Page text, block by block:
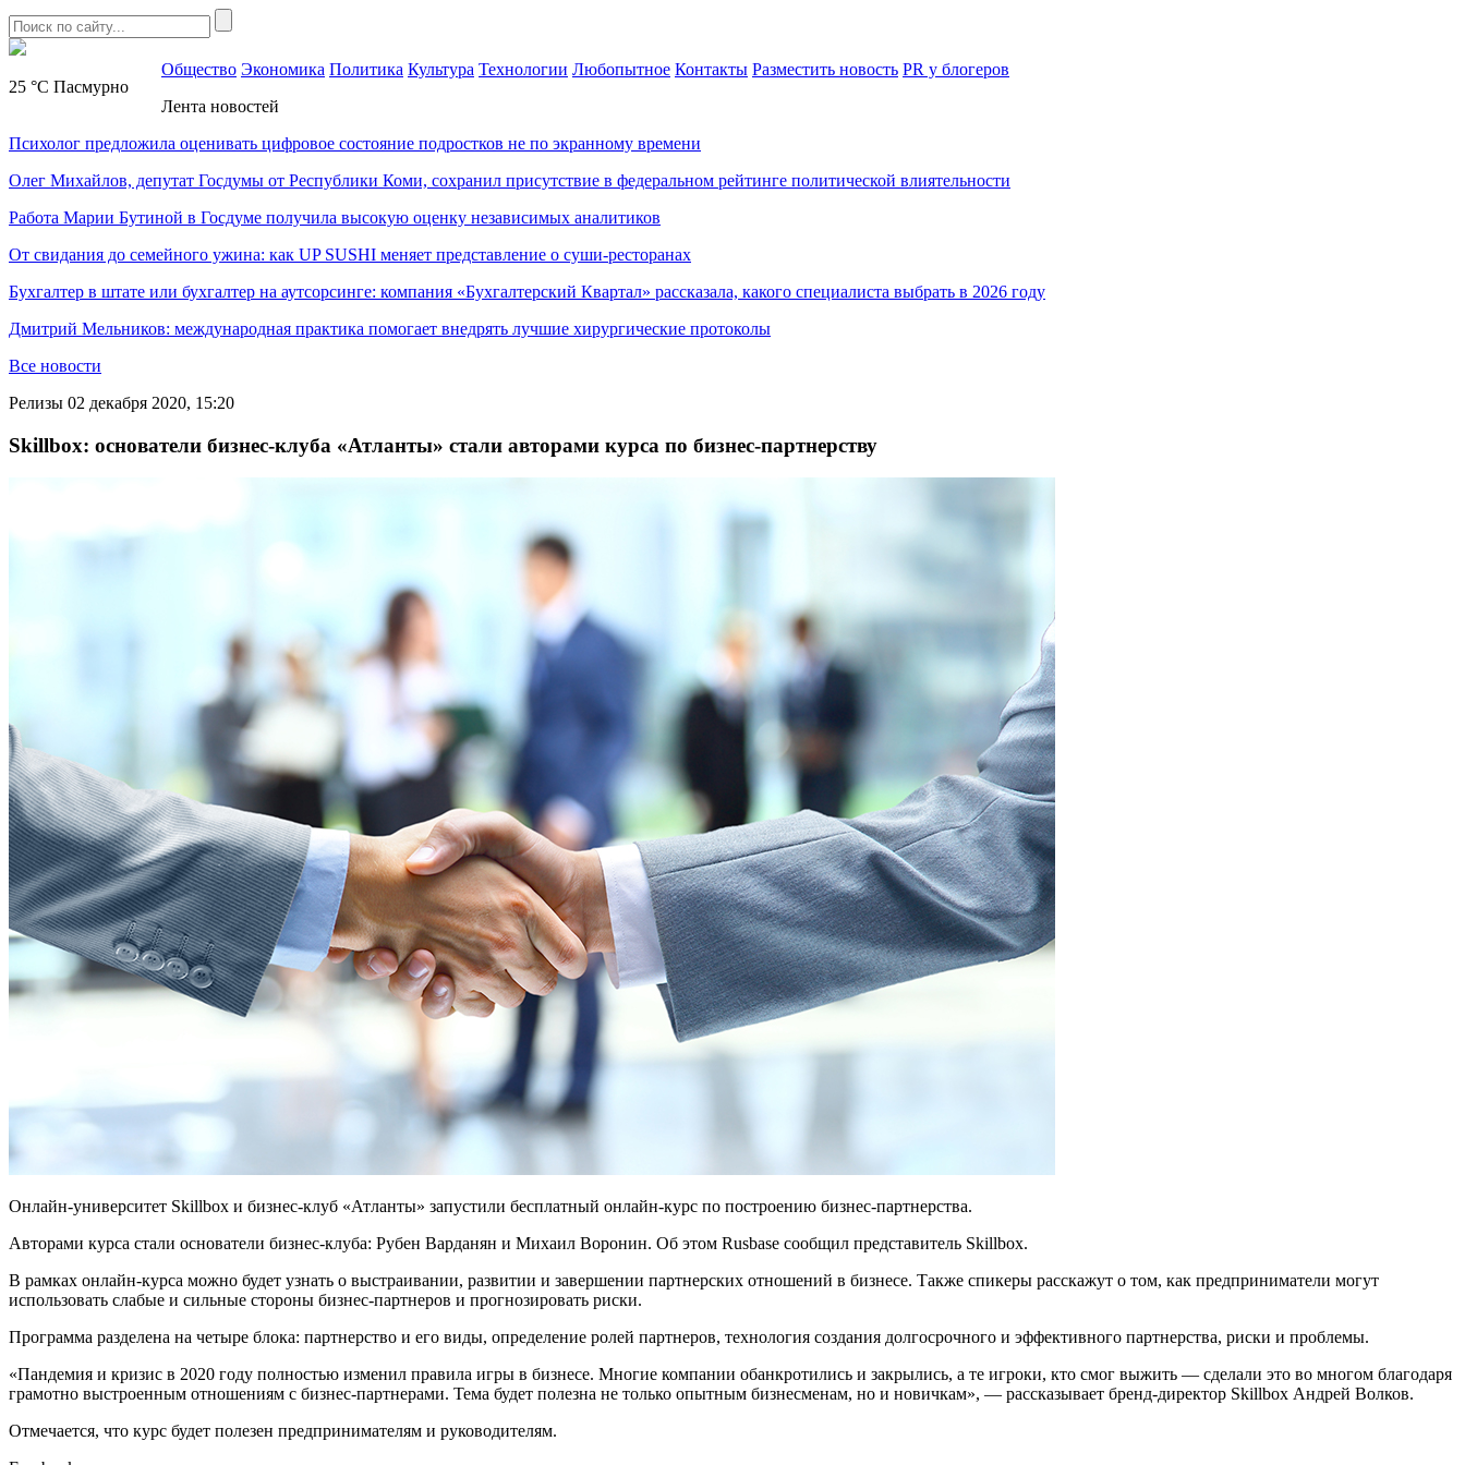
25 °C Пасмурно
Общество Экономика Политика Культура Технологии Любопытное Контакты Разместить новость PR у блогеров
Лента новостей
Психолог предложила оценивать цифровое состояние подростков не по экранному времени
Олег Михайлов, депутат Госдумы от Республики Коми, сохранил присутствие в федеральном рейтинге политической влиятельности
Работа Марии Бутиной в Госдуме получила высокую оценку независимых аналитиков
От свидания до семейного ужина: как UP SUSHI меняет представление о суши-ресторанах
Бухгалтер в штате или бухгалтер на аутсорсинге: компания «Бухгалтерский Квартал» рассказала, какого специалиста выбрать в 2026 году
Дмитрий Мельников: международная практика помогает внедрять лучшие хирургические протоколы
Все новости
Релизы 02 декабря 2020, 15:20
Skillbox: основатели бизнес-клуба «Атланты» стали авторами курса по бизнес-партнерству
Онлайн-университет Skillbox и бизнес-клуб «Атланты» запустили бесплатный онлайн-курс по построению бизнес-партнерства.
Авторами курса стали основатели бизнес-клуба: Рубен Варданян и Михаил Воронин. Об этом Rusbase сообщил представитель Skillbox.
В рамках онлайн-курса можно будет узнать о выстраивании, развитии и завершении партнерских отношений в бизнесе. Также спикеры расскажут о том, как предприниматели могут
использовать слабые и сильные стороны бизнес-партнеров и прогнозировать риски.
Программа разделена на четыре блока: партнерство и его виды, определение ролей партнеров, технология создания долгосрочного и эффективного партнерства, риски и проблемы.
«Пандемия и кризис в 2020 году полностью изменил правила игры в бизнесе. Многие компании обанкротились и закрылись, а те игроки, кто смог выжить — сделали это во многом благодаря
грамотно выстроенным отношениям с бизнес-партнерами. Тема будет полезна не только опытным бизнесменам, но и новичкам», — рассказывает бренд-директор Skillbox Андрей Волков.
Отмечается, что курс будет полезен предпринимателям и руководителям.